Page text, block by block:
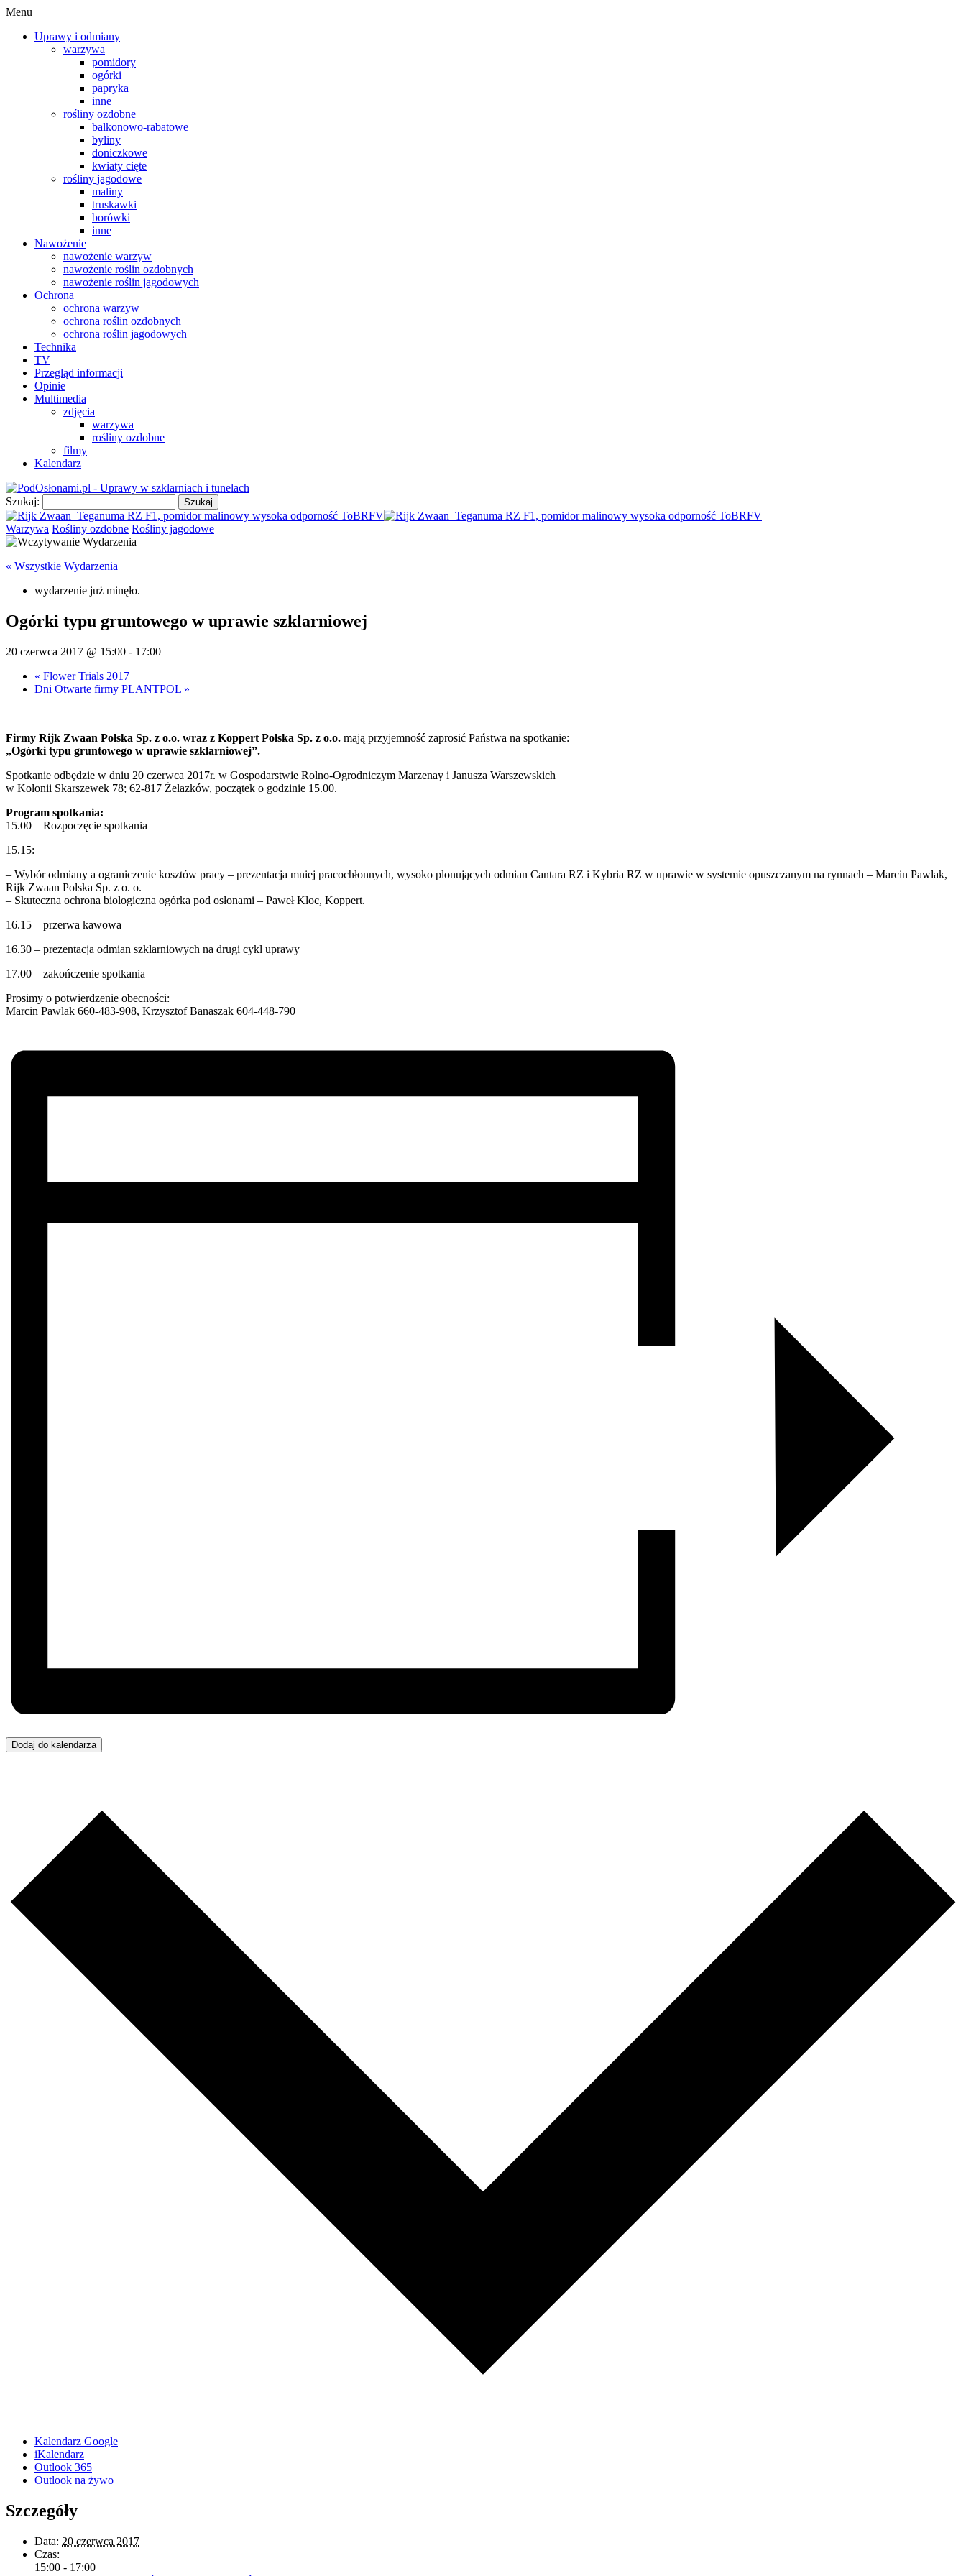
Menu
Uprawy i odmiany
warzywa
pomidory
ogórki
papryka
inne
rośliny ozdobne
balkonowo-rabatowe
byliny
doniczkowe
kwiaty cięte
rośliny jagodowe
maliny
truskawki
borówki
inne
Nawożenie
nawożenie warzyw
nawożenie roślin ozdobnych
nawożenie roślin jagodowych
Ochrona
ochrona warzyw
ochrona roślin ozdobnych
ochrona roślin jagodowych
Technika
TV
Przegląd informacji
Opinie
Multimedia
zdjęcia
warzywa
rośliny ozdobne
filmy
Kalendarz
Szukaj:
Warzywa Rośliny ozdobne Rośliny jagodowe
« Wszystkie Wydarzenia
wydarzenie już minęło.
Ogórki typu gruntowego w uprawie szklarniowej
20 czerwca 2017 @ 15:00 - 17:00
« Flower Trials 2017
Dni Otwarte firmy PLANTPOL »
Firmy Rijk Zwaan Polska Sp. z o.o. wraz z Koppert Polska Sp. z o.o. mają przyjemność zaprosić Państwa na spotkanie:
„Ogórki typu gruntowego w uprawie szklarniowej”.
Spotkanie odbędzie w dniu 20 czerwca 2017r. w Gospodarstwie Rolno-Ogrodniczym Marzenay i Janusza Warszewskich
w Kolonii Skarszewek 78; 62-817 Żelazków, początek o godzinie 15.00.
Program spotkania:
15.00 – Rozpoczęcie spotkania
15.15:
– Wybór odmiany a ograniczenie kosztów pracy – prezentacja mniej pracochłonnych, wysoko plonujących odmian Cantara RZ i Kybria RZ w uprawie w systemie opuszczanym na rynnach – Marcin Pawlak,
Rijk Zwaan Polska Sp. z o. o.
– Skuteczna ochrona biologiczna ogórka pod osłonami – Paweł Kloc, Koppert.
16.15 – przerwa kawowa
16.30 – prezentacja odmian szklarniowych na drugi cykl uprawy
17.00 – zakończenie spotkania
Prosimy o potwierdzenie obecności:
Marcin Pawlak 660-483-908, Krzysztof Banaszak 604-448-790
Dodaj do kalendarza
Kalendarz Google
iKalendarz
Outlook 365
Outlook na żywo
Szczegóły
Data: 20 czerwca 2017
Czas:
15:00 - 17:00